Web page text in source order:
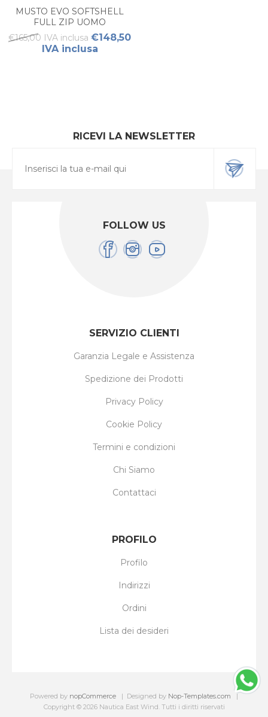
MUSTO EVO SOFTSHELL
FULL ZIP UOMO
€165,00 IVA inclusa €148,50
IVA inclusa
RICEVI LA NEWSLETTER
FOLLOW US
SERVIZIO CLIENTI
Garanzia Legale e Assistenza
Spedizione dei Prodotti
Privacy Policy
Cookie Policy
Termini e condizioni
Chi Siamo
Contattaci
PROFILO
Profilo
Indirizzi
Ordini
Lista dei desideri
Powered by nopCommerce Designed by Nop-Templates.com
Copyright © 2026 Nautica East Wind. Tutti i diritti riservati